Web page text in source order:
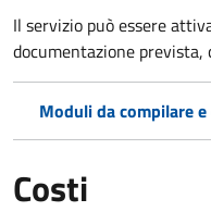
Il servizio può essere
documentazione prevista,
Moduli da compilare
Costi